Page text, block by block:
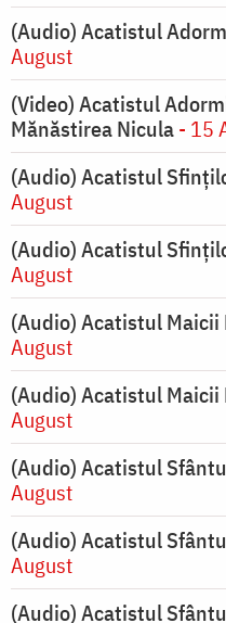
(Audio) Acatistul
August
(Video) Acatistul
Mănăstirea Nicula- 15
(Audio) Acatistul
August
(Audio) Acatistul
August
(Audio) Acatistul
August
(Audio) Acatistul
August
(Audio) Acatistul
August
(Audio) Acatistul
August
(Audio) Acatistul